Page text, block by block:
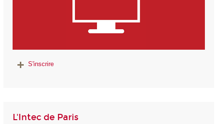
S'inscrire
L'Intec de Paris